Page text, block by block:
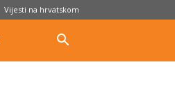
Vijesti na hrvatskom